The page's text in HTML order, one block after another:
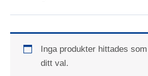
Inga produkter hittades
ditt val.